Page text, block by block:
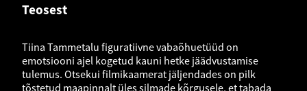
Teosest
Tiina Tammetalu figuratiivne vabaõhuetüüd on
emotsiooni ajel kogetud kauni hetke jäädvustamise
tulemus. Otsekui filmikaamerat jäljendades on pilk
tõstetud maapinnalt üles silmade kõrgusele, et tabada